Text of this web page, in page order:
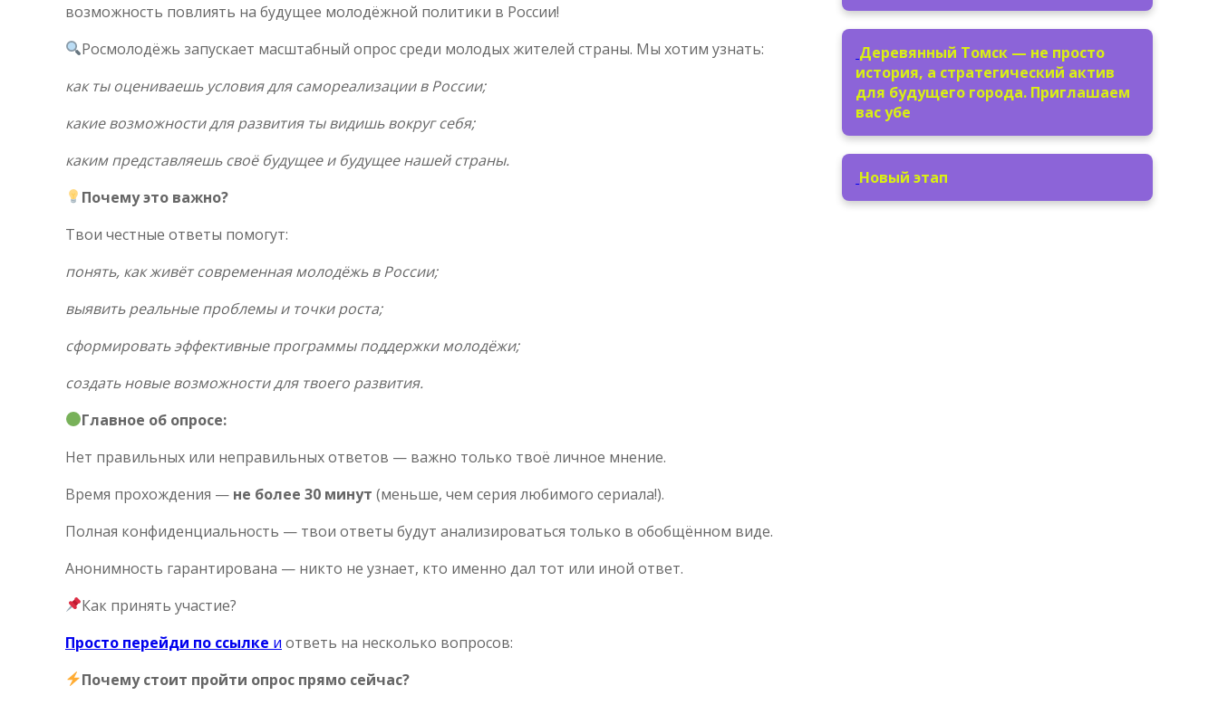
возможность повлиять на будущее молодёжной политики в России!
Росмолодёжь запускает масштабный опрос среди молодых жителей страны. Мы хотим узнать:
как ты оцениваешь условия для самореализации в России;
какие возможности для развития ты видишь вокруг себя;
каким представляешь своё будущее и будущее нашей страны.
Почему это важно?
Твои честные ответы помогут:
понять, как живёт современная молодёжь в России;
выявить реальные проблемы и точки роста;
сформировать эффективные программы поддержки молодёжи;
создать новые возможности для твоего развития.
Главное об опросе:
Нет правильных или неправильных ответов — важно только твоё личное мнение.
Время прохождения — не более 30 минут (меньше, чем серия любимого сериала!).
Полная конфиденциальность — твои ответы будут анализироваться только в обобщённом виде.
Анонимность гарантирована — никто не узнает, кто именно дал тот или иной ответ.
Как принять участие?
Просто перейди по ссылке и ответь на несколько вопросов:
Почему стоит пройти опрос прямо сейчас?
Деревянный Томск — не просто
история, а стратегический актив
для будущего города. Приглашаем
вас убе
Новый этап